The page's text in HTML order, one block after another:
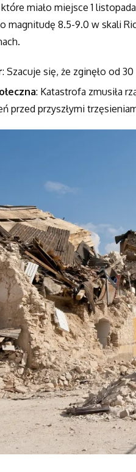
miało miejsce 1
magnitudę 8.5-9.0 w skali
: Szacuje się, że zginęło od
: Katastrofa zmusiła
przed przyszłymi